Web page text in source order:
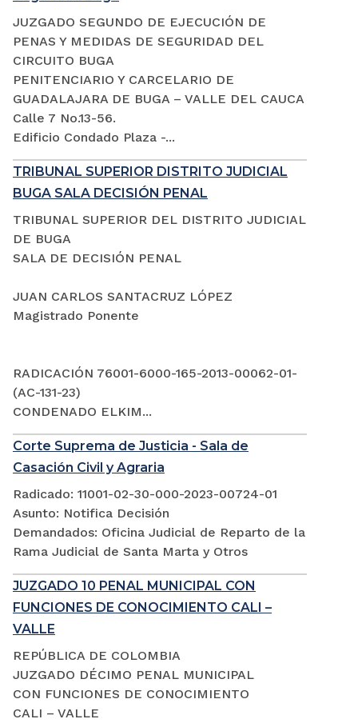
JUZGADO SEGUNDO DE EJECUCIÓN DE
PENAS Y MEDIDAS DE SEGURIDAD DEL
CIRCUITO BUGA
PENITENCIARIO Y CARCELARIO DE
GUADALAJARA DE BUGA – VALLE DEL CAUCA
Calle 7 No.13-56.
Edificio Condado Plaza -...
TRIBUNAL SUPERIOR DISTRITO JUDICIAL
BUGA SALA DECISIÓN PENAL
TRIBUNAL SUPERIOR DEL DISTRITO JUDICIAL
DE BUGA
SALA DE DECISIÓN PENAL
JUAN CARLOS SANTACRUZ LÓPEZ
Magistrado Ponente
RADICACIÓN 76001-6000-165-2013-00062-01-
(AC-131-23)
CONDENADO ELKIM...
Corte Suprema de Justicia - Sala de
Casación Civil y Agraria
Radicado: 11001-02-30-000-2023-00724-01
Asunto: Notifica Decisión
Demandados: Oficina Judicial de Reparto de la
Rama Judicial de Santa Marta y Otros
JUZGADO 10 PENAL MUNICIPAL CON
FUNCIONES DE CONOCIMIENTO CALI –
VALLE
REPÚBLICA DE COLOMBIA
JUZGADO DÉCIMO PENAL MUNICIPAL
CON FUNCIONES DE CONOCIMIENTO
CALI – VALLE